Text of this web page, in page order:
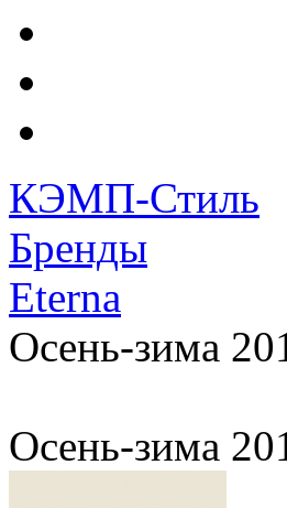
КЭМП-Стиль
Бренды
Eterna
Осень-зима
Осень-зима